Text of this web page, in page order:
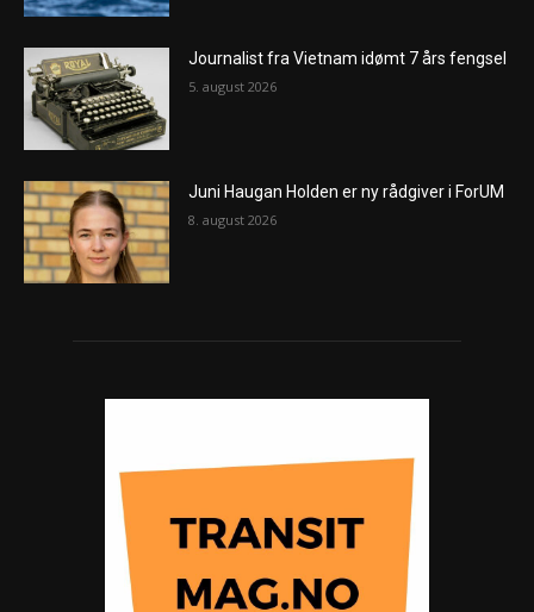
Journalist fra Vietnam idømt 7 års fengsel
5. august 2026
Juni Haugan Holden er ny rådgiver i ForUM
8. august 2026